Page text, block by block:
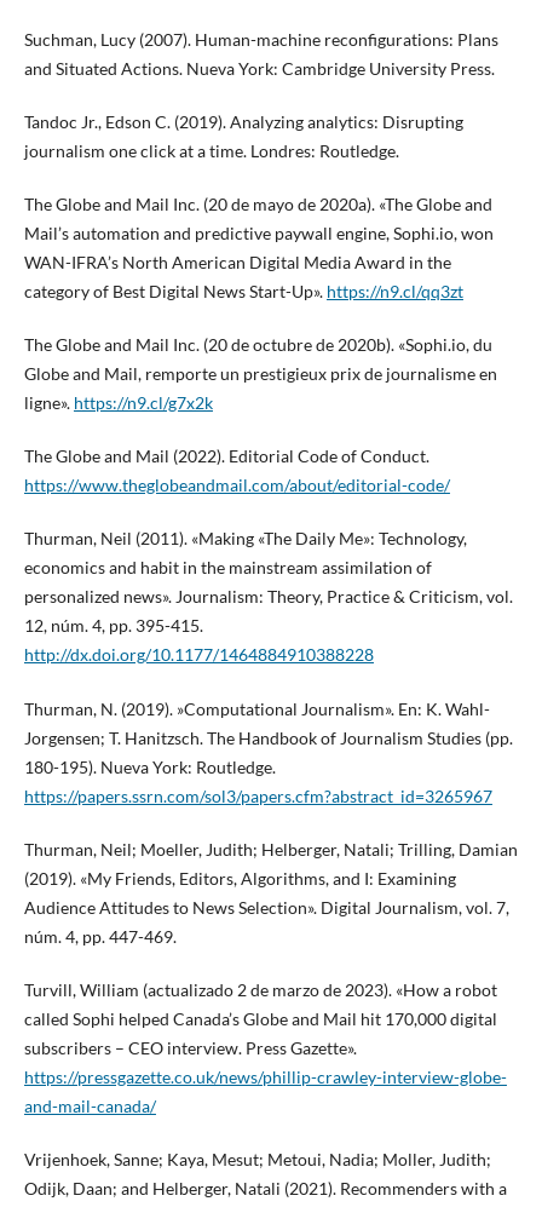
Suchman, Lucy (2007). Human-machine reconfigurations: Plans
and Situated Actions. Nueva York: Cambridge University Press.
Tandoc Jr., Edson C. (2019). Analyzing analytics: Disrupting
journalism one click at a time. Londres: Routledge.
The Globe and Mail Inc. (20 de mayo de 2020a). «The Globe and
Mail’s automation and predictive paywall engine, Sophi.io, won
WAN-IFRA’s North American Digital Media Award in the
category of Best Digital News Start-Up». https://n9.cl/qq3zt
The Globe and Mail Inc. (20 de octubre de 2020b). «Sophi.io, du
Globe and Mail, remporte un prestigieux prix de journalisme en
ligne». https://n9.cl/g7x2k
The Globe and Mail (2022). Editorial Code of Conduct.
https://www.theglobeandmail.com/about/editorial-code/
Thurman, Neil (2011). «Making «The Daily Me»: Technology,
economics and habit in the mainstream assimilation of
personalized news». Journalism: Theory, Practice & Criticism, vol.
12, núm. 4, pp. 395-415.
http://dx.doi.org/10.1177/1464884910388228
Thurman, N. (2019). »Computational Journalism». En: K. Wahl-
Jorgensen; T. Hanitzsch. The Handbook of Journalism Studies (pp.
180-195). Nueva York: Routledge.
https://papers.ssrn.com/sol3/papers.cfm?abstract_id=3265967
Thurman, Neil; Moeller, Judith; Helberger, Natali; Trilling, Damian
(2019). «My Friends, Editors, Algorithms, and I: Examining
Audience Attitudes to News Selection». Digital Journalism, vol. 7,
núm. 4, pp. 447-469.
Turvill, William (actualizado 2 de marzo de 2023). «How a robot
called Sophi helped Canada’s Globe and Mail hit 170,000 digital
subscribers – CEO interview. Press Gazette».
https://pressgazette.co.uk/news/phillip-crawley-interview-globe-
and-mail-canada/
Vrijenhoek, Sanne; Kaya, Mesut; Metoui, Nadia; Moller, Judith;
Odijk, Daan; and Helberger, Natali (2021). Recommenders with a